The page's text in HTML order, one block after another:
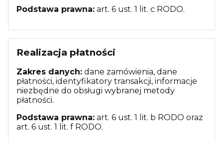
Podstawa prawna: art. 6 ust. 1 lit. c RODO.
Realizacja płatności
Zakres danych: dane zamówienia, dane
płatności, identyfikatory transakcji, informacje
niezbędne do obsługi wybranej metody
płatności.
Podstawa prawna: art. 6 ust. 1 lit. b RODO oraz
art. 6 ust. 1 lit. f RODO.